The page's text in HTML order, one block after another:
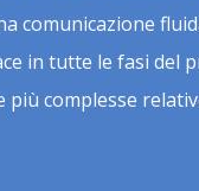
comunicazione
in tutte le fasi del
più complesse